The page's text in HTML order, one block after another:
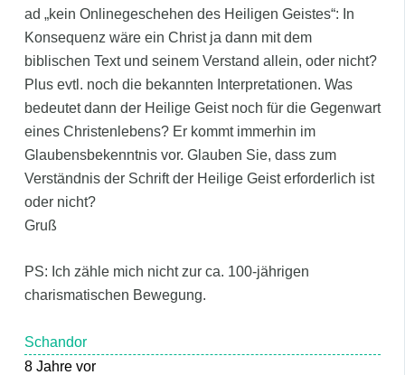
ad „kein Onlinegeschehen des Heiligen Geistes“: In
Konsequenz wäre ein Christ ja dann mit dem
biblischen Text und seinem Verstand allein, oder nicht?
Plus evtl. noch die bekannten Interpretationen. Was
bedeutet dann der Heilige Geist noch für die Gegenwart
eines Christenlebens? Er kommt immerhin im
Glaubensbekenntnis vor. Glauben Sie, dass zum
Verständnis der Schrift der Heilige Geist erforderlich ist
oder nicht?
Gruß
PS: Ich zähle mich nicht zur ca. 100-jährigen
charismatischen Bewegung.
Schandor
8 Jahre vor